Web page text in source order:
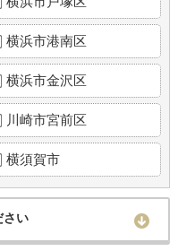
横浜市港南区
横浜市金沢区
川崎市宮前区
横須賀市
さい